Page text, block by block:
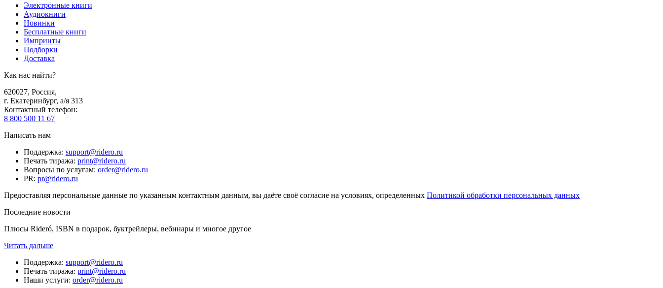
Электронные книги
Аудиокниги
Новинки
Бесплатные книги
Импринты
Подборки
Доставка
Как нас найти?
620027, Россия,
г. Екатеринбург, а/я 313
Контактный телефон:
8 800 500 11 67
Написать нам
Поддержка: support@ridero.ru
Печать тиража: print@ridero.ru
Вопросы по услугам: order@ridero.ru
PR: pr@ridero.ru
Предоставляя персональные данные по указанным контактным данным, вы даёте своё согласие на условиях, определенных Политикой обработки персональных данных
Последние новости
Плюсы Rideró, ISBN в подарок, буктрейлеры, вебинары и многое другое
Читать дальше
Поддержка: support@ridero.ru
Печать тиража: print@ridero.ru
Наши услуги: order@ridero.ru